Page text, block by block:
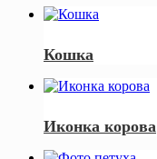
Кошка
Иконка корова